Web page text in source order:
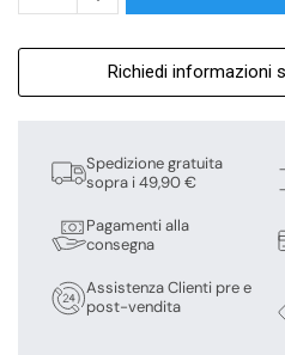
Richiedi informazioni
Spedizione gratuita
sopra i 49,90 €
Pagamenti alla
consegna
Assistenza Clienti pre e
post-vendita